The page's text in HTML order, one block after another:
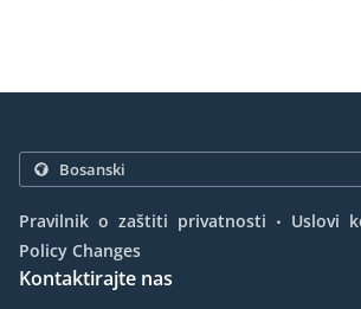
Pravilnik o zaštiti privatnosti . Uslovi
Policy Changes
Kontaktirajte nas